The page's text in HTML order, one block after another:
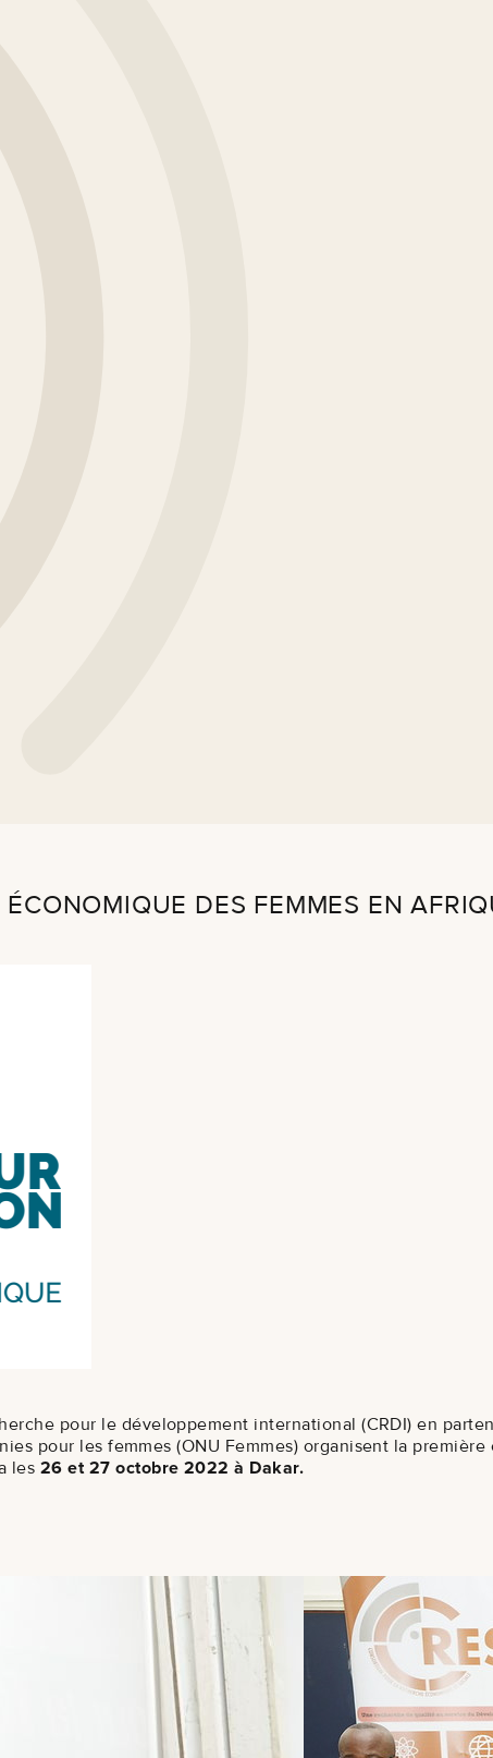
DES FEMMES EN
pour le développement international (CRDI) en
pour les femmes (ONU Femmes) organisent la
les 26 et 27 octobre 2022 à Dakar.